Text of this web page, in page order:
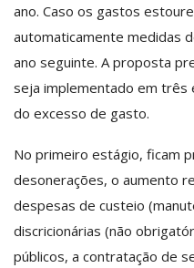
ano. Caso os gastos
automaticamente medidas
ano seguinte. A proposta
seja implementado em três
do excesso de gasto.
No primeiro estágio, ficam
desonerações, o aumento
despesas de custeio
discricionárias (não
públicos, a contratação de